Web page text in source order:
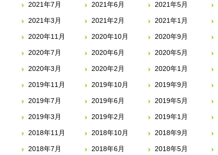
2021年7月 2021年6月 2021年5月
2021年3月 2021年2月 2021年1月
2020年11月 2020年10月 2020年9月
2020年7月 2020年6月 2020年5月
2020年3月 2020年2月 2020年1月
2019年11月 2019年10月 2019年9月
2019年7月 2019年6月 2019年5月
2019年3月 2019年2月 2019年1月
2018年11月 2018年10月 2018年9月
2018年7月 2018年6月 2018年5月